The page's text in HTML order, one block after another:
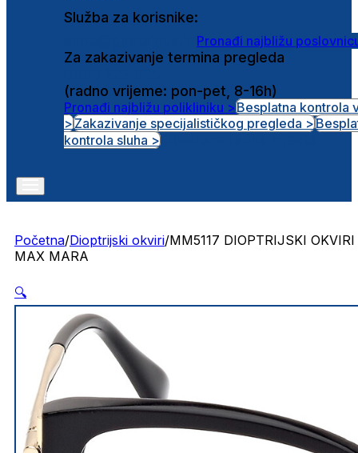
Služba za korisnike:
Pronađi najbližu
Za zakazivanje termina pregleda
(radno vrijeme: pon-pet, 8-16h)
Pronađi najbližu polikliniku >Besplatna kontrola
>Zakazivanje specijalističkog pregleda >
kontrola sluha >
Početna/Dioptrijski okviri/MM5117 DIOPTRIJSKI OKVIRI
MAX MARA
🔍